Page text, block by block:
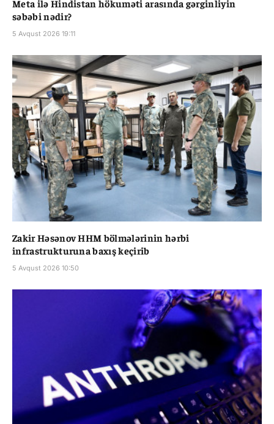
Meta ilə Hindistan hökuməti arasında gərginliyin
səbəbi nədir?
5 Avqust 2026 19:11
Zakir Həsənov HHM bölmələrinin hərbi
infrastrukturuna baxış keçirib
5 Avqust 2026 10:50